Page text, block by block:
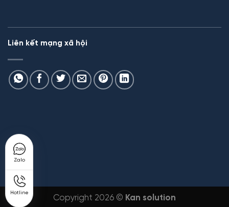
Zalo
Hotline
Liên kết mạng xã hội
Copyright 2026 © Kan solution